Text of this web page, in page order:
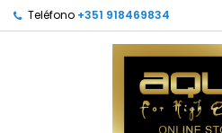
Teléfono +351 918469834